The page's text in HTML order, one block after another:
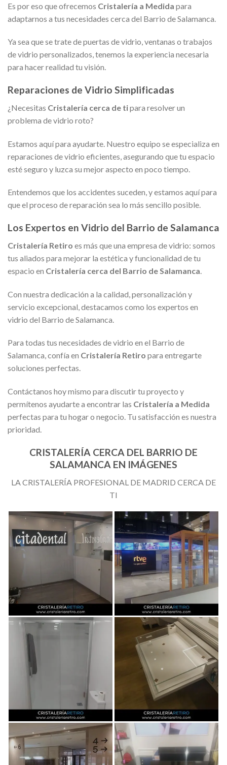
Es por eso que ofrecemos Cristalería a Medida para
adaptarnos a tus necesidades cerca del Barrio de Salamanca.
Ya sea que se trate de puertas de vidrio, ventanas o trabajos
de vidrio personalizados, tenemos la experiencia necesaria
para hacer realidad tu visión.
Reparaciones de Vidrio Simplificadas
¿Necesitas Cristalería cerca de tipara resolver un
problema de vidrio roto?
Estamos aquí para ayudarte. Nuestro equipo se especializa en
reparaciones de vidrio eficientes, asegurando que tu espacio
esté seguro y luzca su mejor aspecto en poco tiempo.
Entendemos que los accidentes suceden, y estamos aquí para
que el proceso de reparación sea lo más sencillo posible.
Los Expertos en Vidrio del Barrio de Salamanca
Cristalería Retiro es más que una empresa de vidrio: somos
tus aliados para mejorar la estética y funcionalidad de tu
espacio en Cristalería cerca del Barrio de Salamanca
Con nuestra dedicación a la calidad, personalización y
servicio excepcional, destacamos como los expertos en
vidrio del Barrio de Salamanca.
Para todas tus necesidades de vidrio en el Barrio de
Salamanca, confía en Cristalería Retiro para entregarte
soluciones perfectas.
Contáctanos hoy mismo para discutir tu proyecto y
permítenos ayudarte a encontrar las Cristalería a Medida
perfectas para tu hogar o negocio. Tu satisfacción es nuestra
prioridad.
CRISTALERÍA CERCA DEL BARRIO DE
SALAMANCA EN IMÁGENES
LA CRISTALERÍA PROFESIONAL DE MADRID CERCA DE
TI